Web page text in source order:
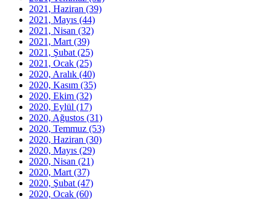
2021, Haziran (39)
2021, Mayıs (44)
2021, Nisan (32)
2021, Mart (39)
2021, Şubat (25)
2021, Ocak (25)
2020, Aralık (40)
2020, Kasım (35)
2020, Ekim (32)
2020, Eylül (17)
2020, Ağustos (31)
2020, Temmuz (53)
2020, Haziran (30)
2020, Mayıs (29)
2020, Nisan (21)
2020, Mart (37)
2020, Şubat (47)
2020, Ocak (60)